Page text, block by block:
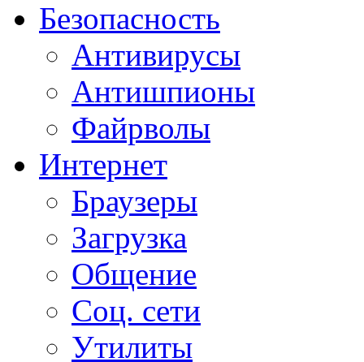
Безопасность
Антивирусы
Антишпионы
Файрволы
Интернет
Браузеры
Загрузка
Общение
Соц. сети
Утилиты